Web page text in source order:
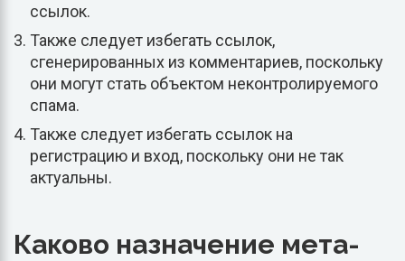
ссылок.
Также следует избегать ссылок,
сгенерированных из комментариев, поскольку
они могут стать объектом неконтролируемого
спама.
Также следует избегать ссылок на
регистрацию и вход, поскольку они не так
актуальны.
Каково назначение мета-